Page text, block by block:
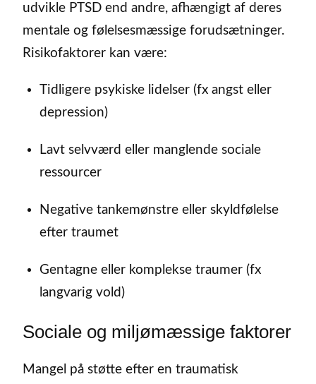
udvikle PTSD end andre, afhængigt af deres
mentale og følelsesmæssige forudsætninger.
Risikofaktorer kan være:
Tidligere psykiske lidelser (fx angst eller
depression)
Lavt selvværd eller manglende sociale
ressourcer
Negative tankemønstre eller skyldfølelse
efter traumet
Gentagne eller komplekse traumer (fx
langvarig vold)
Sociale og miljømæssige faktorer
Mangel på støtte efter en traumatisk